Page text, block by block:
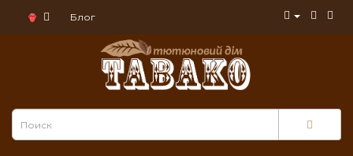
Блог